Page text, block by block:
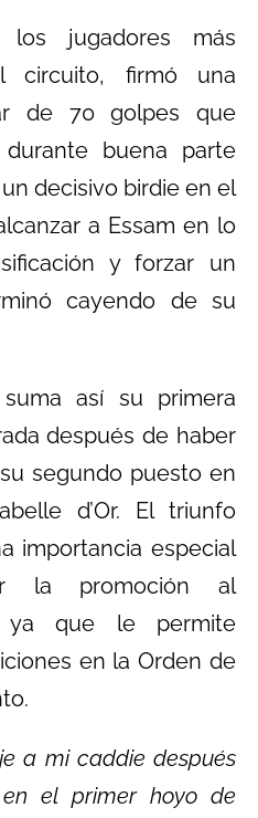
jugadores más
circuito, firmó una
de 70 golpes que
buena parte
decisivo birdie en el
a Essam en lo
y forzar un
cayendo de su
así su primera
después de haber
segundo puesto en
d’Or. El triunfo
importancia especial
la promoción al
ya que le permite
en la Orden de
a mi caddie después
el primer hoyo de